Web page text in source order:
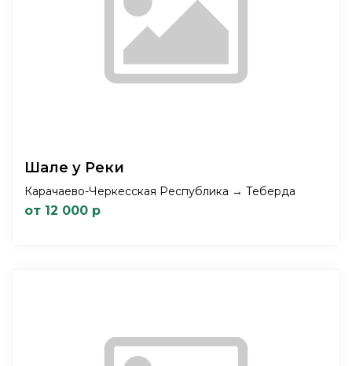
Шале у Реки
Карачаево-Черкесская Республика → Теберда
от 12 000 р